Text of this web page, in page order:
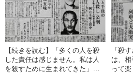
【続きを読む】「多くの人を殺
した責任は感じません。私は人
を殺すために生まれてきた」大
「殺
は、
って